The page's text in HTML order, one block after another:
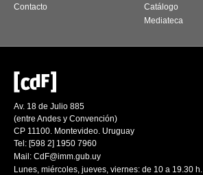
Contacto
Catálogo
Mediateca
Av. 18 de Julio 885
(entre Andes y Convención)
CP 11100. Montevideo. Uruguay
Tel: [598 2] 1950 7960
Mail: CdF@imm.gub.uy
Lunes, miércoles, jueves, viernes: de 10 a 19.30 h.